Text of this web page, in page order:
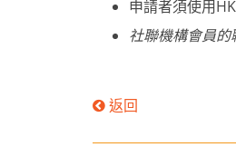
申請者須使用
社聯機構會員的
返回